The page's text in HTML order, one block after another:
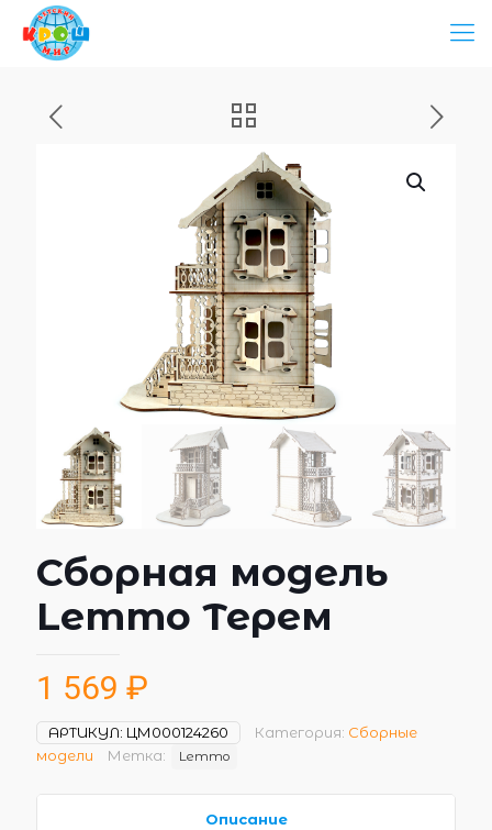
Сборная модель
Lemmo Терем
1 569 ₽
АРТИКУЛ: ЦМ000124260 Категория: Сборные
модели
Метка: Lemmo
Описание